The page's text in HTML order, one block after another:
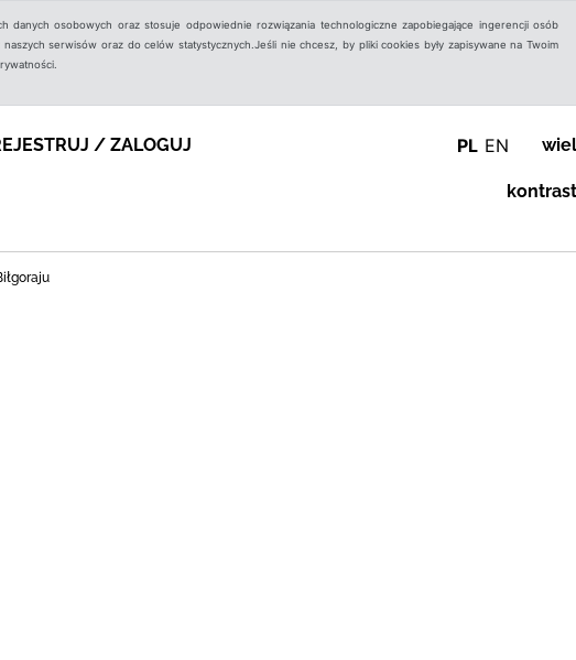
osobowych oraz stosuje odpowiednie rozwiązania technologiczne zapobiegające ingerencji osób
serwisów oraz do celów statystycznych.Jeśli nie chcesz, by pliki cookies były zapisywane na Twoim
/ ZALOGUJ PL EN